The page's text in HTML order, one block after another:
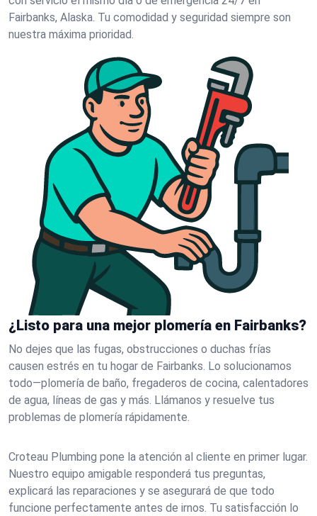
Fairbanks, Alaska. Tu comodidad y seguridad siempre son
nuestra máxima prioridad.
¿Listo para una mejor plomería en Fairbanks?
No dejes que las fugas, obstrucciones o duchas frías
causen estrés en tu hogar de Fairbanks. Lo solucionamos
todo—plomería de baño, fregaderos de cocina, calentadores
de agua, líneas de gas y más. Llámanos y resuelve tus
problemas de plomería rápidamente.
Croteau Plumbing pone la atención al cliente en primer lugar.
Nuestro equipo amigable responderá tus preguntas,
explicará las reparaciones y se asegurará de que todo
funcione perfectamente antes de irnos. Tu satisfacción lo